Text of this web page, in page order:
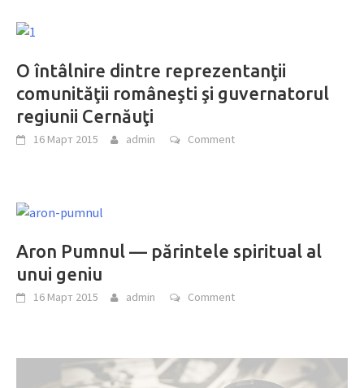
O întâlnire dintre reprezentanţii
comunităţii româneşti şi guvernatorul
regiunii Cernăuţi
16 Март 2015 admin Comment
Aron Pumnul — părintele spiritual al
unui geniu
16 Март 2015 admin Comment